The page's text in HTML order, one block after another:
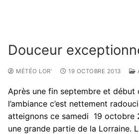
Douceur
MÉTÉO LOR' 19 OCTOBRE 2013
Après une fin septembre et début
l’ambiance c’est nettement
atteignons ce samedi 19 octobre
une grande partie de la Lorraine.